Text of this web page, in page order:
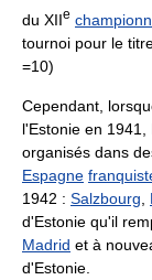
du XIIe
tournoi pour le
=10)
Cependant,
l'Estonie en
organisés dans
Espagne
1942 : Salzbourg
d'Estonie qu'il
Madrid et à
d'Estonie.